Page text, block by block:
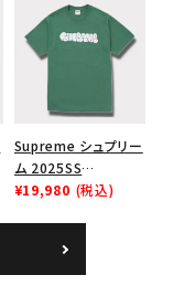
イルキャンプキャップ
ブラック 黒
Supreme シュプリー
ム 2025SS
Homerun Tee ホー
¥19,980 (税込)